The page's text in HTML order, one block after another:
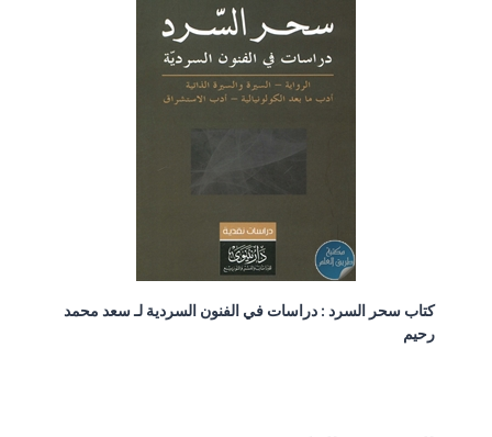
كتاب سحر السرد : دراسات في الفنون السردية لـ سعد محمد
رحيم